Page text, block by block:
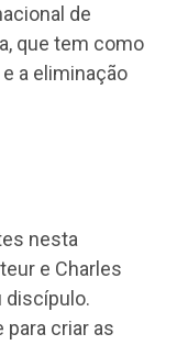
de
que tem como
a eliminação
nesta
e Charles
discípulo.
criar as